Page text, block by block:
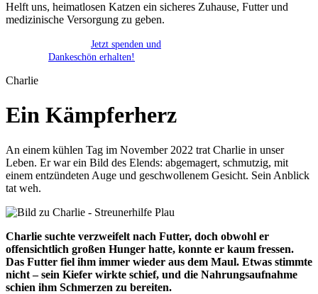
Helft uns, heimatlosen Katzen ein sicheres Zuhause, Futter und
medizinische Versorgung zu geben.
Jetzt spenden und
Dankeschön erhalten!
Charlie
Ein Kämpferherz
An einem kühlen Tag im November 2022 trat Charlie in unser
Leben. Er war ein Bild des Elends: abgemagert, schmutzig, mit
einem entzündeten Auge und geschwollenem Gesicht. Sein Anblick
tat weh.
Charlie suchte verzweifelt nach Futter, doch obwohl er
offensichtlich großen Hunger hatte, konnte er kaum fressen.
Das Futter fiel ihm immer wieder aus dem Maul. Etwas stimmte
nicht – sein Kiefer wirkte schief, und die Nahrungsaufnahme
schien ihm Schmerzen zu bereiten.